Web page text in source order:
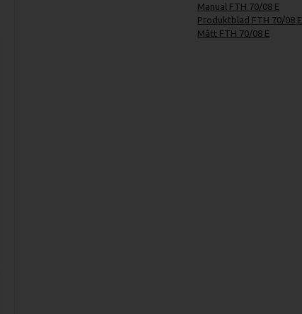
Manual FTH 70/08 E
Produktblad FTH 70/08 E
Mått FTH 70/08 E